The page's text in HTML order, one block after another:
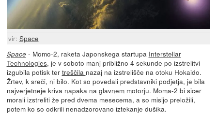
vir: Space
Space- Momo-2, raketa Japonskega startupa Interstellar
Technologies, je v soboto manj približno 4 sekunde po izstrelitvi
izgubila potisk ter treščila nazaj na izstrelišče na otoku Hokaido.
Žrtev, k sreči, ni bilo. Kot so povedali predstavniki podjetja, je bila
najverjetneje kriva napaka na glavnem motorju. Moma-2 bi sicer
morali izstreliti že pred dvema mesecema, a so misijo preložili,
potem ko so odkrili nenadzorovano iztekanje dušika.